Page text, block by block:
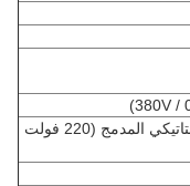
جهاز تنقية الدخان الكهروستاتيكي المدمج (220 فولت